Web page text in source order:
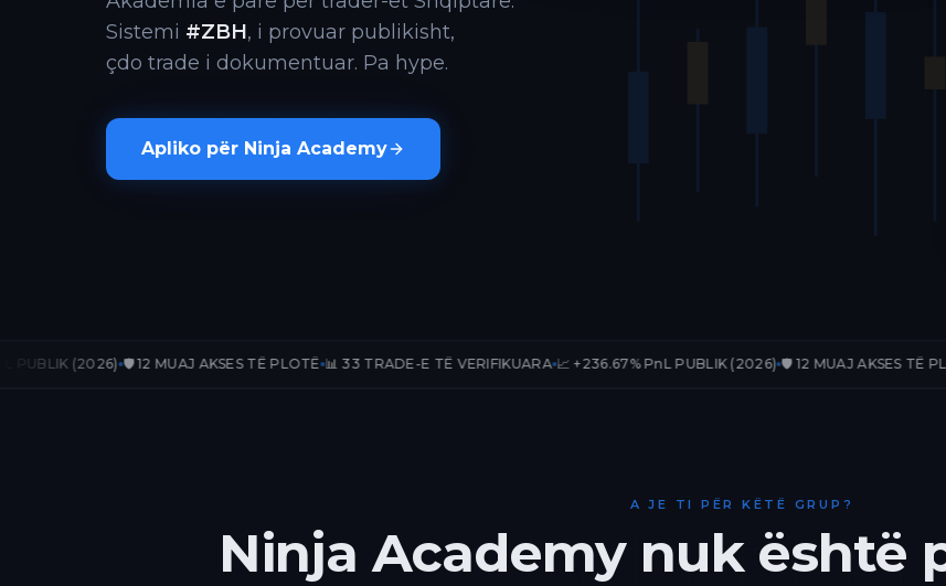
Sistemi #ZBH, i provuar publikisht,
çdo trade i dokumentuar. Pa hype.
Apliko për Ninja Academy
🛡️ 12 MUAJ AKSES TË PLOTË 📊 33 TRADE-E TË VERIFIKUARA 📈 +236.67% PnL PUBLIK (2026) 🛡️ 12 MUAJ AKSES TË PLOTË 📊 33
A JE TI PËR KËTË GRUP?
Ninja Academy nuk është